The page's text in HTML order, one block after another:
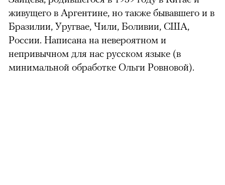
живущего в Аргентине, но также бывавшего и в
Бразилии, Уругвае, Чили, Боливии, США,
России. Написана на невероятном и
непривычном для нас русском языке (в
минимальной обработке Ольги Ровновой).